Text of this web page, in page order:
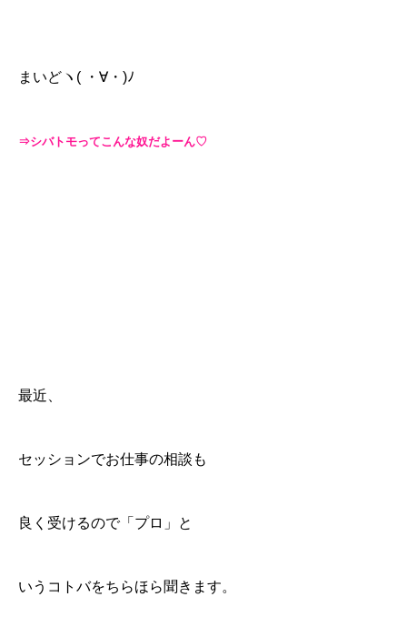
まいどヽ( ・∀・)ﾉ
⇒シバトモってこんな奴だよーん♡
最近、
セッションでお仕事の相談も
良く受けるので「プロ」と
いうコトバをちらほら聞きます。